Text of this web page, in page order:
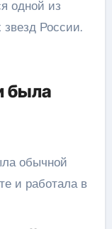
одной из
России.
была
обычной
и работала в